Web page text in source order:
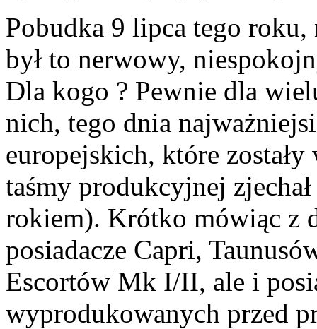
Pobudka 9 lipca tego roku,
był to nerwowy,
Dla kogo ? Pewnie dla
nich, tego dnia
europejskich, które
taśmy produkcyjnej
rokiem). Krótko mówiąc z
posiadacze Capri,
Escortów Mk I/II, ale i
wyprodukowanych przed